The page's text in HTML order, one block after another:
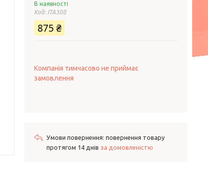
В наявності
Код: ITA308
875 ₴
Компанія тимчасово не приймає
замовлення
повернення товару
протягом 14 днів за домовленістю